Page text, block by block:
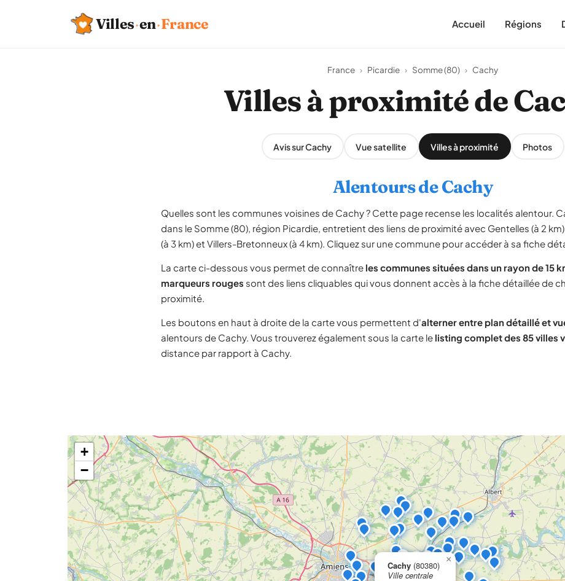
Villes·en·France Accueil Régions
France › Picardie › Somme (80) › Cachy
Villes à proximité de
Avis sur Cachy Vue satellite Villes à proximité Photos
Alentours de Cachy
Quelles sont les communes voisines de Cachy ? Cette page recense les localités alentour.
dans le Somme (80), région Picardie, entretient des liens de proximité avec Gentelles (à 2
(à 3 km) et Villers-Bretonneux (à 4 km). Cliquez sur une commune pour accéder à sa fiche
La carte ci-dessous vous permet de connaître les communes situées dans un rayon de 15
marqueurs rouges sont des liens cliquables qui vous donnent accès à la fiche détaillée de
proximité.
Les boutons en haut à droite de la carte vous permettent d'alterner entre plan détaillé et
alentours de Cachy. Vous trouverez également sous la carte le listing complet des 85 villes
distance par rapport à Cachy.
Cachy (80380)
Ville centrale
×
+
−